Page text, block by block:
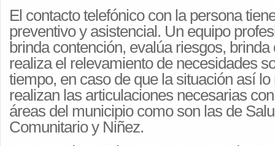
El contacto telefónico con la persona
preventivo y asistencial. Un equipo
brinda contención, evalúa riesgos, brinda
realiza el relevamiento de necesidades
tiempo, en caso de que la situación así
realizan las articulaciones necesarias
áreas del municipio como son las de
Comunitario y Niñez.